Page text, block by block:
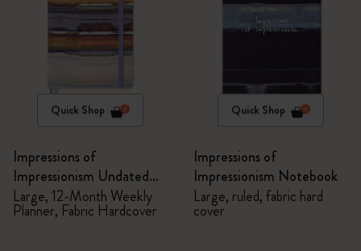
Quick Shop
Impressions of
Impressionism Undated
Planner
Large, 12-Month Weekly
Planner, Fabric Hardcover
Quick Shop
Impressions of
Impressionism Notebook
Large, ruled, fabric hard
cover